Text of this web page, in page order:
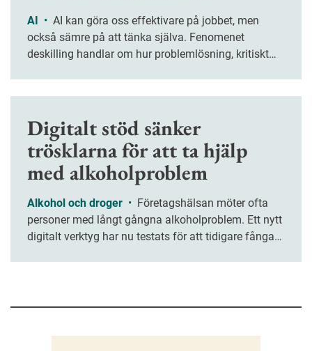
AI •
också sämre på att tänka själva. Fenomenet
deskilling handlar om hur problemlösning, kritiskt
Digitalt stöd sänker
trösklarna för att ta hjälp
med alkoholproblem
Alkohol och droger •
personer med långt gångna alkoholproblem. Ett nytt
digitalt verktyg har nu testats för att tidigare fånga